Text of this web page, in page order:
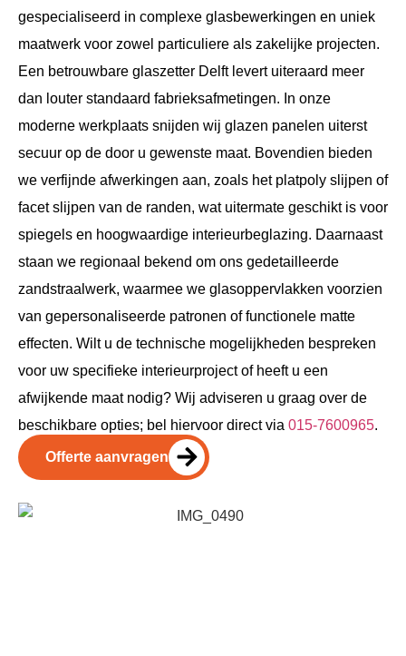
gespecialiseerd in complexe glasbewerkingen en uniek
maatwerk voor zowel particuliere als zakelijke projecten.
Een betrouwbare glaszetter Delft levert uiteraard meer
dan louter standaard fabrieksafmetingen. In onze
moderne werkplaats snijden wij glazen panelen uiterst
secuur op de door u gewenste maat. Bovendien bieden
we verfijnde afwerkingen aan, zoals het platpoly slijpen of
facet slijpen van de randen, wat uitermate geschikt is voor
spiegels en hoogwaardige interieurbeglazing. Daarnaast
staan we regionaal bekend om ons gedetailleerde
zandstraalwerk, waarmee we glasoppervlakken voorzien
van gepersonaliseerde patronen of functionele matte
effecten. Wilt u de technische mogelijkheden bespreken
voor uw specifieke interieurproject of heeft u een
afwijkende maat nodig? Wij adviseren u graag over de
beschikbare opties; bel hiervoor direct via 015-7600965.
Offerte aanvragen